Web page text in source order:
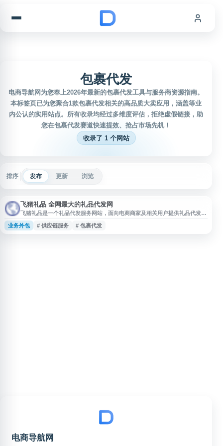
包裹代发
电商导航网为您奉上2026年最新的包裹代发工具与服务商资源指南。
本标签页已为您聚合1款包裹代发相关的高品质大卖应用，涵盖等业
内公认的实用站点。所有收录均经过多维度评估，拒绝虚假链接，助
您在包裹代发赛道快速提效、抢占市场先机！
收录了 1 个网站
排序 发布 更新 浏览
飞猪礼品 全网最大的礼品代发网
飞猪礼品是一个礼品代发服务网站，面向电商商家及相关用户提供礼品代发、
订单处理等信息与服务入口。网站以礼品代发需求为核心，适用于需要进行店
铺发货辅助、包裹代发及相关供应链服务查询的用户。平台页面提供业务入口
业务外包 # 供应链服务 # 包裹代发
电商导航网